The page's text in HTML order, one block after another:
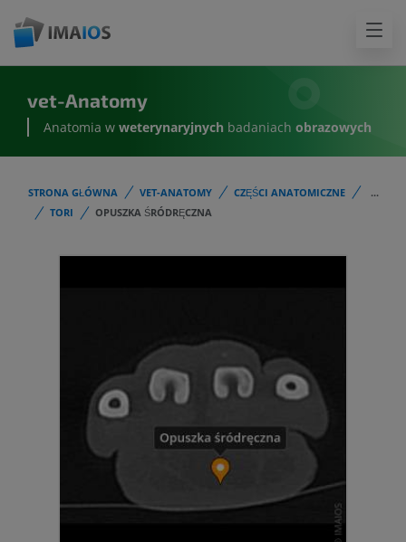
vet-Anatomy
Anatomia w weterynaryjnych badaniach obrazowych
STRONA GŁÓWNA VET-ANATOMY CZĘŚCI ANATOMICZNE
...
TORI
OPUSZKA ŚRÓDRĘCZNA